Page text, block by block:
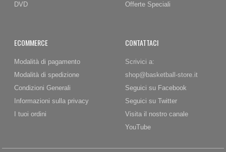
DVD
Offerte Speciali
ECOMMERCE
Modalità di pagamento
Modalità di spedizione
Condizioni Generali
Informazioni sulla privacy
I tuoi ordini
CONTATTACI
Scrivici a:
shop@basketball-store.it
Seguici su Facebook
Seguici su Twitter
Visita il nostro canale
YouTube